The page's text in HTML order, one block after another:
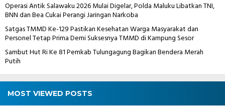
Operasi Antik Salawaku 2026 Mulai Digelar, Polda Maluku Libatkan TNI,
BNN dan Bea Cukai Perangi Jaringan Narkoba
Satgas TMMD Ke-129 Pastikan Kesehatan Warga Masyarakat dan
Personel Tetap Prima Demi Suksesnya TMMD di Kampung Sesor
Sambut Hut Ri Ke 81 Pemkab Tulungagung Bagikan Bendera Merah
Putih
MOST VIEWED POSTS